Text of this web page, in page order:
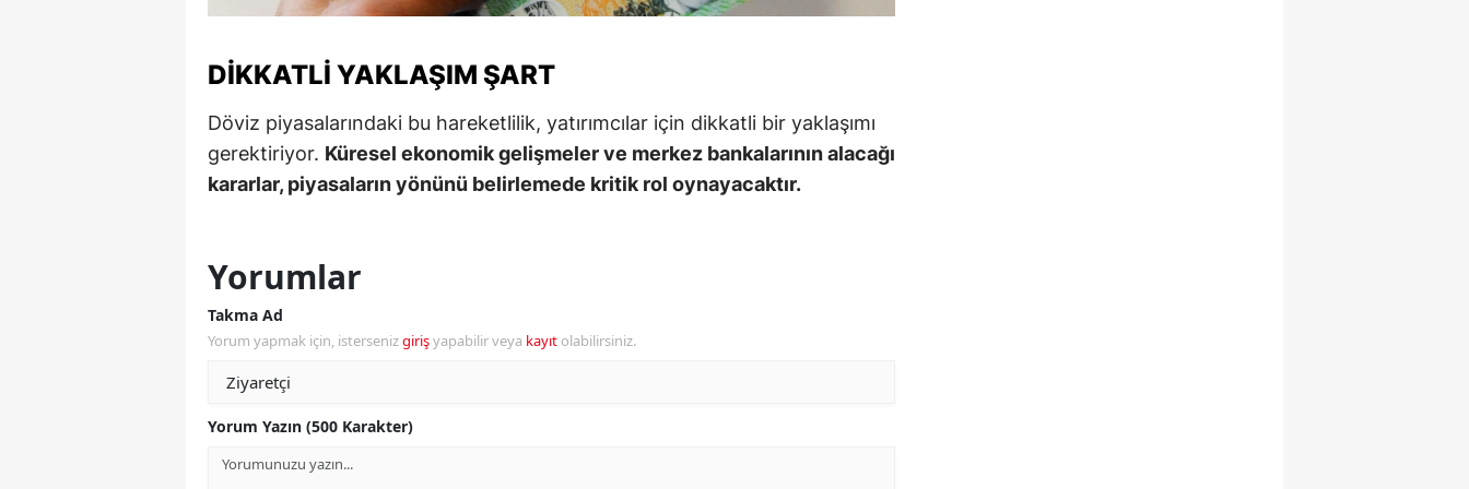
Karabük
Kilis
Osmaniye
DIKKATLI YAKLAŞIM ŞART
Döviz piyasalarındaki bu hareketlilik, yatırımcılar için dikkatli bir yaklaşımı
gerektiriyor. Küresel ekonomik gelişmeler ve merkez bankalarının alacağı
kararlar, piyasaların yönünü belirlemede kritik rol oynayacaktır.
Yorumlar
Takma Ad
Yorum yapmak için, istersenizgirişyapabilir veya kayıt olabilirsiniz.
Yorum Yazın (500 Karakter)